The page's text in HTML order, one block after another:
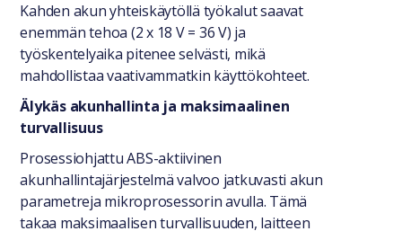
Kahden akun yhteiskäytöllä työkalut saavat
enemmän tehoa (2 x 18 V = 36 V) ja
työskentelyaika pitenee selvästi, mikä
mahdollistaa vaativammatkin käyttökohteet.
Älykäs akunhallinta ja maksimaalinen
turvallisuus
Prosessiohjattu ABS-aktiivinen
akunhallintajärjestelmä valvoo jatkuvasti akun
parametreja mikroprosessorin avulla. Tämä
takaa maksimaalisen turvallisuuden, laitteen